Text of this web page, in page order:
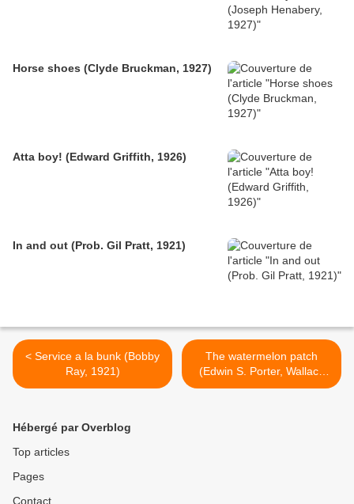
Horse shoes (Clyde Bruckman, 1927)
Atta boy! (Edward Griffith, 1926)
In and out (Prob. Gil Pratt, 1921)
< Service a la bunk (Bobby
Ray, 1921)
The watermelon patch
(Edwin S. Porter, Wallace
McCutcheon, 1905) >
Hébergé par Overblog
Top articles
Pages
Contact